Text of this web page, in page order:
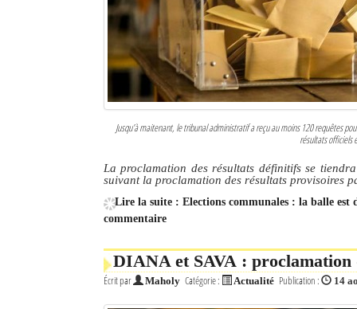
Jusqu’à maitenant, le tribunal administratif a reçu au moins 120 requêtes
résultats officiels
La proclamation des résultats définitifs se
suivant la proclamation des résultats provisoires
Lire la suite : Elections communales : la balle
commentaire
DIANA et SAVA : proclamation
Écrit par Maholy Catégorie : Actualité Publication : 14